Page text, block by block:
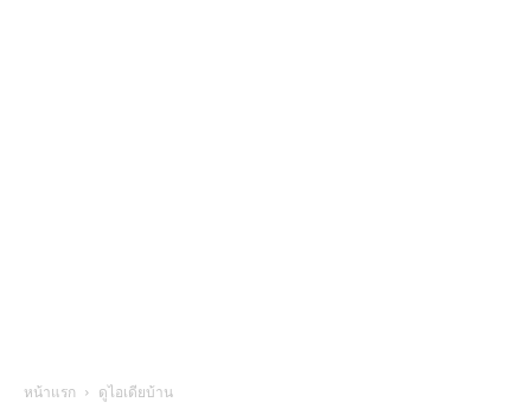
หน้าแรก ดูไอเดียบ้าน